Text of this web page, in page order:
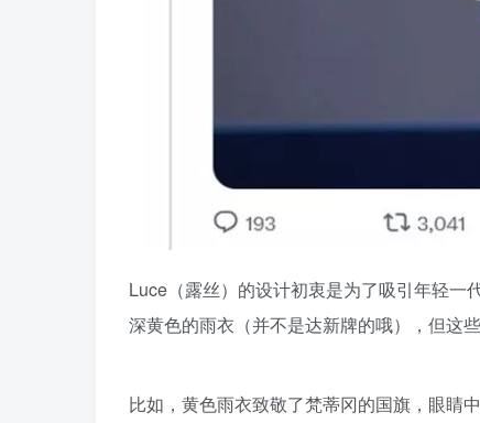
Luce（露丝）的设计初衷是为了吸引年轻一
深黄色的雨衣（并不是达新牌的哦），但这
比如，黄色雨衣致敬了梵蒂冈的国旗，眼睛